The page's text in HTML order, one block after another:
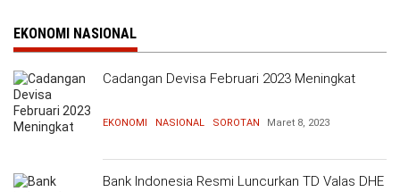
MASUK
BERANDA
PERISTIWA
AGRARIA
PENDIDIKAN
HUKUM
EKONOMI
EKONOMI NASIONAL
Cadangan Devisa Februari 2023 Meningkat
EKONOMI NASIONAL SOROTAN Maret 8, 2023
Bank Indonesia Resmi Luncurkan TD Valas DHE